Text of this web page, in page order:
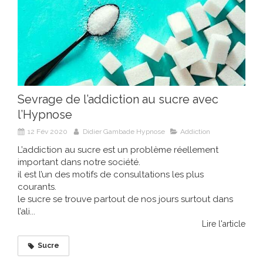
Sevrage de l’addiction au sucre avec
l’Hypnose
12 Fév 2020 Didier Gambade Hypnose Addiction
L’addiction au sucre est un problème réellement
important dans notre société.
il est l’un des motifs de consultations les plus
courants.
le sucre se trouve partout de nos jours surtout dans
l’ali...
Lire l'article
Sucre